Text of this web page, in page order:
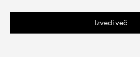
Izvedi več